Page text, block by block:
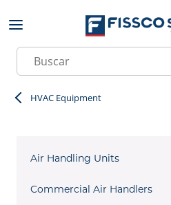
Skip to main content
Site Search
HVAC Equipment
Air Handling Units
Commercial Air Handlers